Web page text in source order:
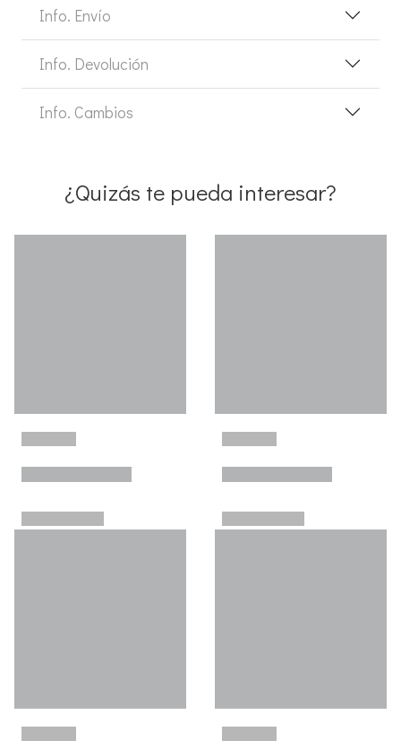
Info. Envío
Info. Devolución
Info. Cambios
¿Quizás te pueda interesar?